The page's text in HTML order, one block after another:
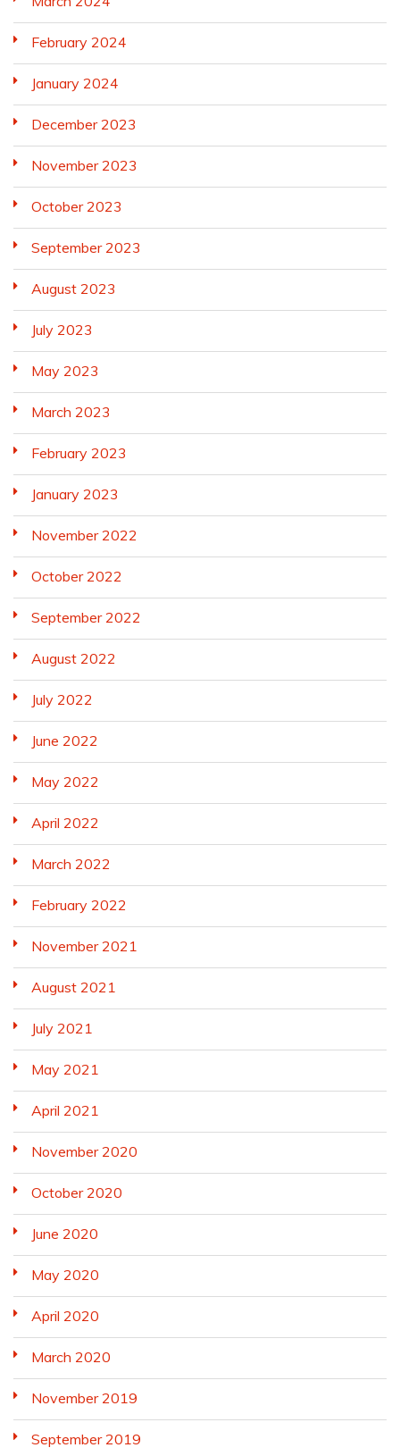
February 2024
January 2024
December 2023
November 2023
October 2023
September 2023
August 2023
July 2023
May 2023
March 2023
February 2023
January 2023
November 2022
October 2022
September 2022
August 2022
July 2022
June 2022
May 2022
April 2022
March 2022
February 2022
November 2021
August 2021
July 2021
May 2021
April 2021
November 2020
October 2020
June 2020
May 2020
April 2020
March 2020
November 2019
September 2019